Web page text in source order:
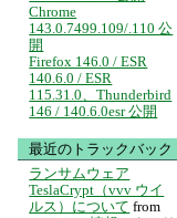
Chrome
143.0.7499.109/.110 公
開
Firefox 146.0 / ESR
140.6.0 / ESR
115.31.0、Thunderbird
146 / 140.6.0esr 公開
最近のトラックバック
ランサムウェア
TeslaCrypt（vvv ウイ
ルス）について from